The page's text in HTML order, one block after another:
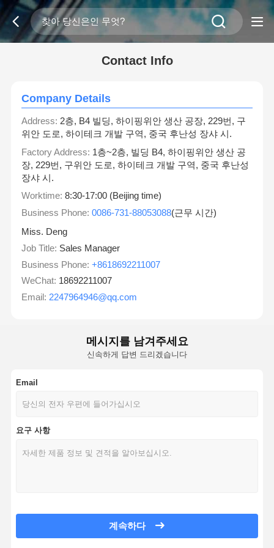
Contact Info
Company Details
Address: 2층, B4 빌딩, 하이핑위안 생산 공장, 229번, 구
위안 도로, 하이테크 개발 구역, 중국 후난성 장샤 시.
Factory Address: 1층~2층, 빌딩 B4, 하이핑위안 생산 공
장, 229번, 구위안 도로, 하이테크 개발 구역, 중국 후난성
장샤 시.
Worktime: 8:30-17:00 (Beijing time)
Business Phone: 0086-731-88053088(근무 시간)
Miss. Deng
Job Title: Sales Manager
Business Phone: +8618692211007
WeChat: 18692211007
Email: 2247964946@qq.com
메시지를 남겨주세요
신속하게 답변 드리겠습니다
Email
요구 사항
계속하다